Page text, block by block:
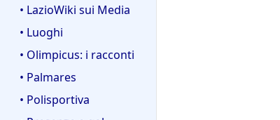
• LazioWiki sui Media
• Luoghi
• Olimpicus: i racconti
• Palmares
• Polisportiva